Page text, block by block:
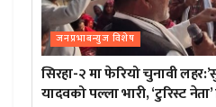
जनप्रभाबन्युज विशेष
सिरहा-२ मा फेरियो चुनावी
यादवको पल्ला भारी, ‘टुरिस्ट